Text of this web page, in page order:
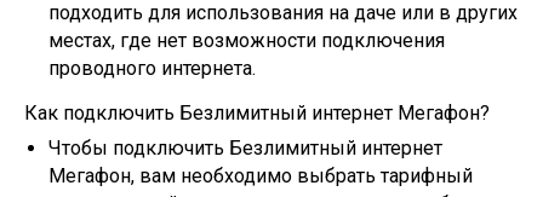
подходить для использования на даче или в других
местах, где нет возможности подключения
проводного интернета.
Как подключить Безлимитный интернет Мегафон?
Чтобы подключить Безлимитный интернет
Мегафон, вам необходимо выбрать тарифный